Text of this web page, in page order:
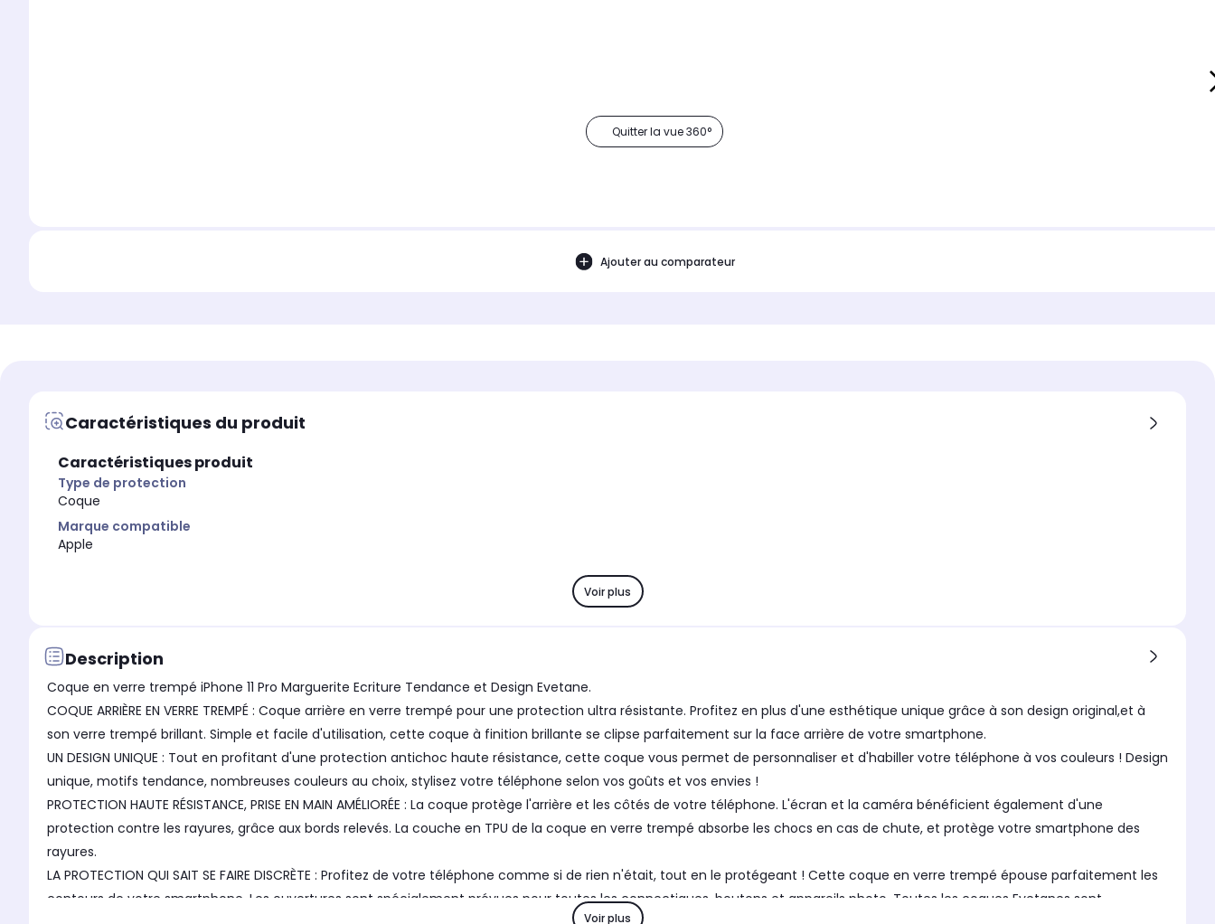
Quitter la vue 360°
Ajouter au comparateur
Caractéristiques du produit
Caractéristiques produit
Type de protection
Coque
Marque compatible
Apple
Voir plus
Description
Coque en verre trempé iPhone 11 Pro Marguerite Ecriture Tendance et Design Evetane.
COQUE ARRIÈRE EN VERRE TREMPÉ : Coque arrière en verre trempé pour une protection ultra résistante. Profitez en plus d'une esthétique unique grâce à son design original,et à
son verre trempé brillant. Simple et facile d'utilisation, cette coque à finition brillante se clipse parfaitement sur la face arrière de votre smartphone.
UN DESIGN UNIQUE : Tout en profitant d'une protection antichoc haute résistance, cette coque vous permet de personnaliser et d'habiller votre téléphone à vos couleurs ! Design
unique, motifs tendance, nombreuses couleurs au choix, stylisez votre téléphone selon vos goûts et vos envies !
PROTECTION HAUTE RÉSISTANCE, PRISE EN MAIN AMÉLIORÉE : La coque protège l'arrière et les côtés de votre téléphone. L'écran et la caméra bénéficient également d'une
protection contre les rayures, grâce aux bords relevés. La couche en TPU de la coque en verre trempé absorbe les chocs en cas de chute, et protège votre smartphone des
rayures.
LA PROTECTION QUI SAIT SE FAIRE DISCRÈTE : Profitez de votre téléphone comme si de rien n'était, tout en le protégeant ! Cette coque en verre trempé épouse parfaitement les
contours de votre smartphone. Les ouvertures sont spécialement prévues pour toutes les connectiques, boutons et appareils photo. Toutes les coques Evetanes sont
Voir plus